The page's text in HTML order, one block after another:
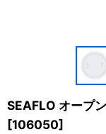
SEAFLO オープ
[106050]